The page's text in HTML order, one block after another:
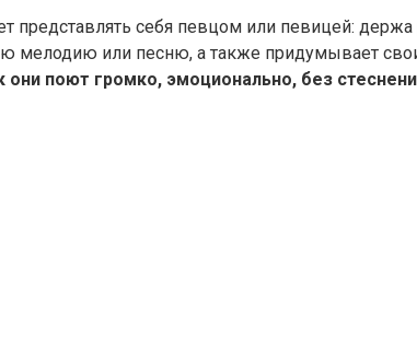
представлять себя певцом или певицей:
мелодию или песню, а также придумывает
поют громко, эмоционально, без